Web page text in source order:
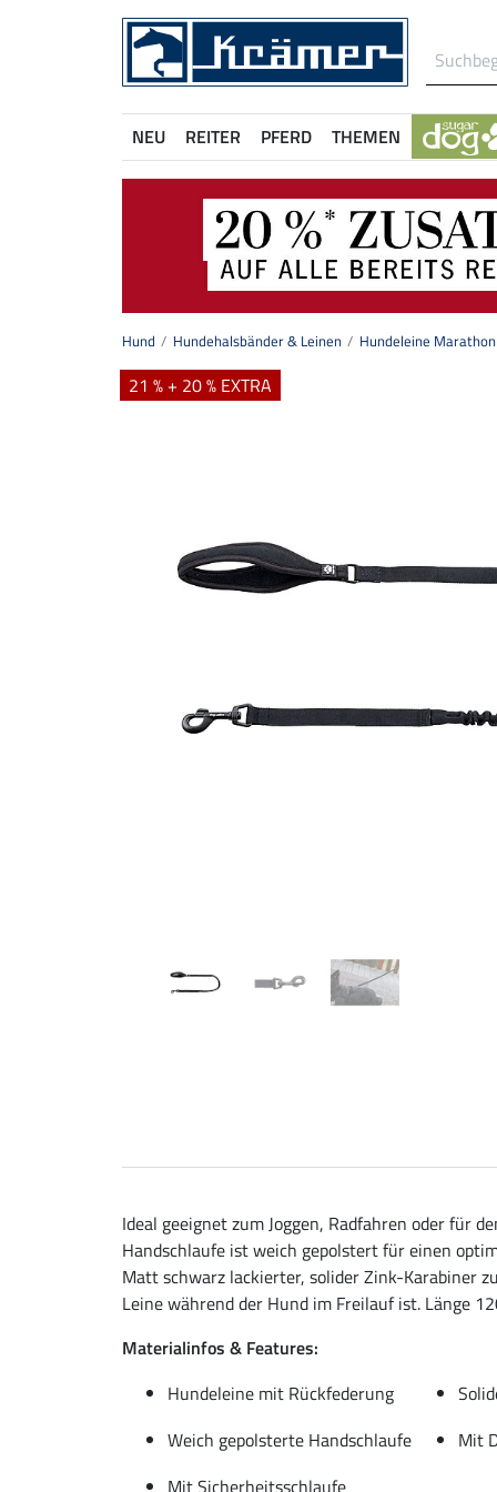
NEU REITER PFERD THEMEN
Hund Hundehalsbänder & Leinen Hundeleine
21 % + 20 % EXTRA
Ideal geeignet zum Joggen, Radfahren oder für
Handschlaufe ist weich gepolstert für einen
Matt schwarz lackierter, solider Zink-Karabiner
Leine während der Hund im Freilauf ist. Länge
Materialinfos & Features:
Hundeleine mit Rückfederung
Weich gepolsterte Handschlaufe
Mit
Mit Sicherheitsschlaufe